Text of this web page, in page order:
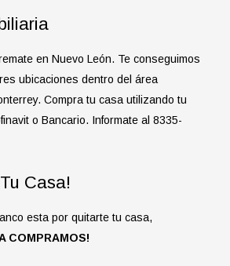
en Nuevo León. Te conseguimos
ubicaciones dentro del área
Compra tu casa utilizando tu
o Bancario. Informate al 8335-
Casa!
esta por quitarte tu casa,
COMPRAMOS!